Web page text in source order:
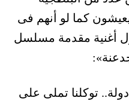
كما لو أنهم فى
أغنية مقدمة مسلسل
توكلنا تملى على